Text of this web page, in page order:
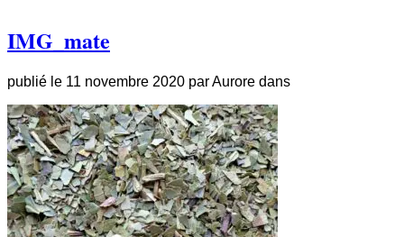
IMG_mate
publié le 11 novembre 2020 parAurore dans